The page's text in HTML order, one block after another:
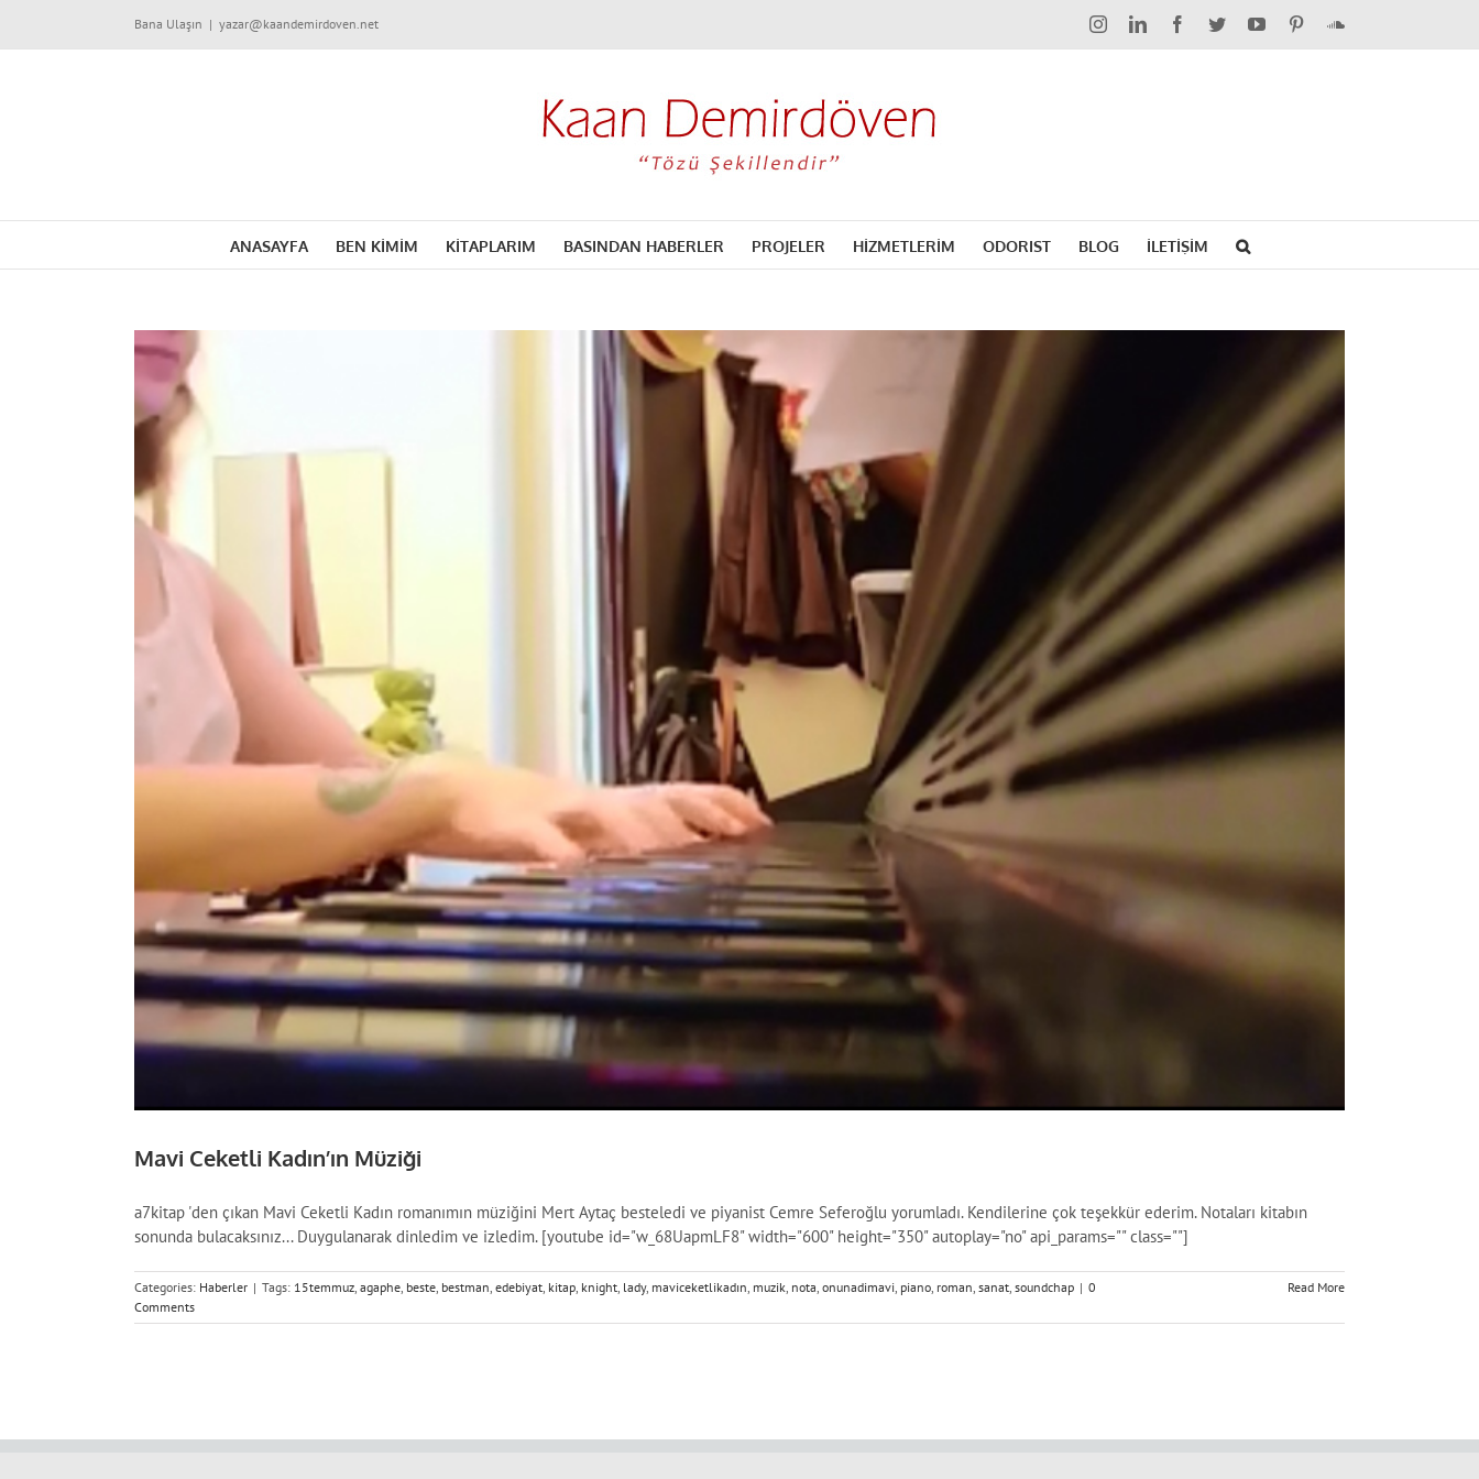
Bana Ulaşın | yazar@kaandemirdoven.net InstagramLinkedInFacebook
TwitterYouTubePinterestSoundCloud
ANASAYFA BEN KİMİM KİTAPLARIM BASINDAN HABERLER PROJELER HİZMETLERİM ODORIST BLOG İLETİŞİM
Mavi Ceketli Kadın’ın Müziği
a7kitap 'den çıkan Mavi Ceketli Kadın romanımın müziğini Mert Aytaç besteledi ve piyanist Cemre Seferoğlu yorumladı. Kendilerine çok teşekkür ederim. Notaları kitabın
sonunda bulacaksınız... Duygulanarak dinledim ve izledim. [youtube id="w_68UapmLF8" width="600" height="350" autoplay="no" api_params="" class=""]
Categories: Haberler | Tags: 15temmuz agaphe beste bestman edebiyat kitap knight lady, maviceketlikadın muzik nota onunadimavi piano roman sanat soundchap | 0
Comments
Read More